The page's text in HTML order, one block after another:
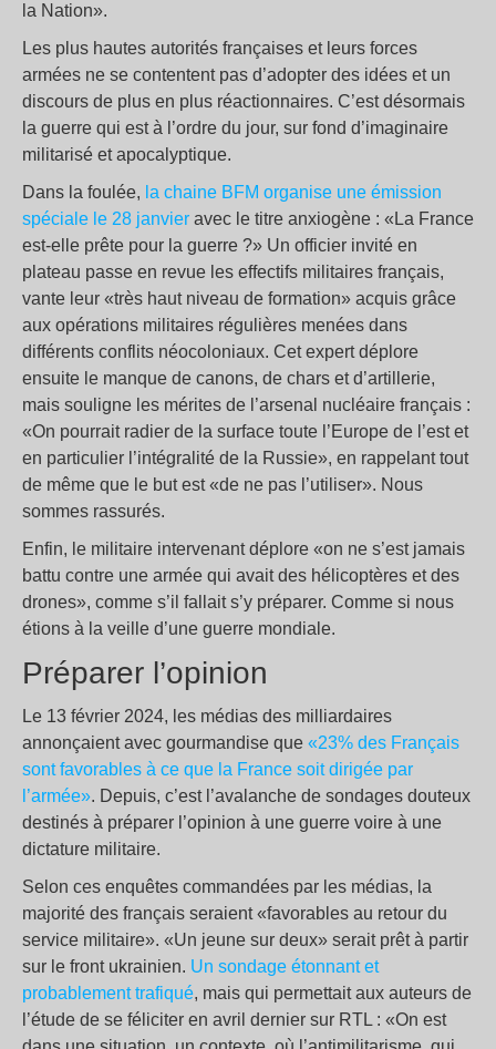
la Nation».
Les plus hautes autorités françaises et leurs forces
armées ne se contentent pas d’adopter des idées et un
discours de plus en plus réactionnaires. C’est désormais
la guerre qui est à l’ordre du jour, sur fond d’imaginaire
militarisé et apocalyptique.
Dans la foulée, la chaine BFM organise une émission
spéciale le 28 janvier avec le titre anxiogène : «La France
est-elle prête pour la guerre ?» Un officier invité en
plateau passe en revue les effectifs militaires français,
vante leur «très haut niveau de formation» acquis grâce
aux opérations militaires régulières menées dans
différents conflits néocoloniaux. Cet expert déplore
ensuite le manque de canons, de chars et d’artillerie,
mais souligne les mérites de l’arsenal nucléaire français :
«On pourrait radier de la surface toute l’Europe de l’est et
en particulier l’intégralité de la Russie», en rappelant tout
de même que le but est «de ne pas l’utiliser». Nous
sommes rassurés.
Enfin, le militaire intervenant déplore «on ne s’est jamais
battu contre une armée qui avait des hélicoptères et des
drones», comme s’il fallait s’y préparer. Comme si nous
étions à la veille d’une guerre mondiale.
Préparer l’opinion
Le 13 février 2024, les médias des milliardaires
annonçaient avec gourmandise que «23% des Français
sont favorables à ce que la France soit dirigée par
l’armée». Depuis, c’est l’avalanche de sondages douteux
destinés à préparer l’opinion à une guerre voire à une
dictature militaire.
Selon ces enquêtes commandées par les médias, la
majorité des français seraient «favorables au retour du
service militaire». «Un jeune sur deux» serait prêt à partir
sur le front ukrainien. Un sondage étonnant et
probablement trafiqué, mais qui permettait aux auteurs de
l’étude de se féliciter en avril dernier sur RTL : «On est